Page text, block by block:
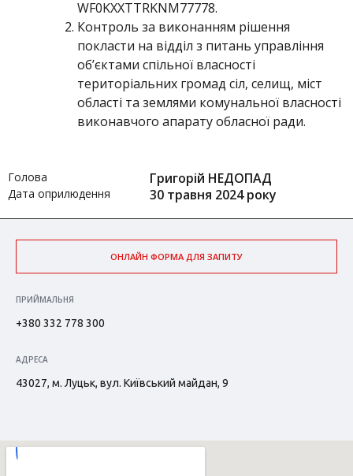
WF0KXXTTRKNM77778.
Контроль за виконанням рішення
покласти на відділ з питань управління
об’єктами спільної власності
територіальних громад сіл, селищ, міст
області та землями комунальної власності
виконавчого апарату обласної ради.
Голова Григорій НЕДОПАД
Дата оприлюдення 30 травня 2024 року
ОНЛАЙН ФОРМА ДЛЯ ЗАПИТУ
ПРИЙМАЛЬНЯ
+380 332 778 300
АДРЕСА
43027, м. Луцьк, вул. Київський майдан, 9